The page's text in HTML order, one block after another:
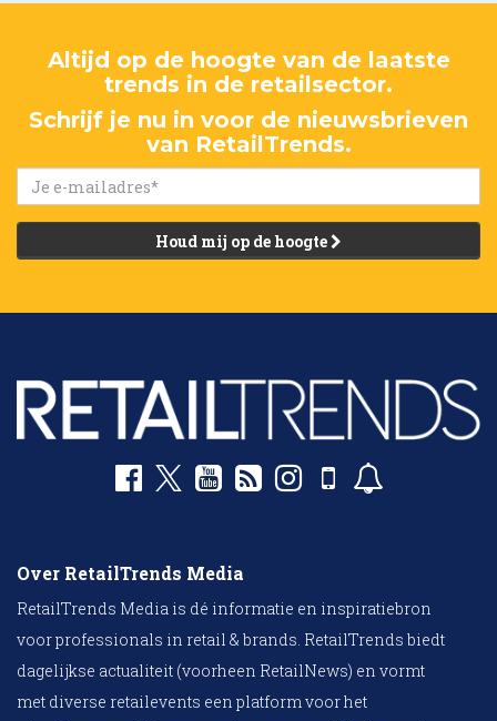
Altijd op de hoogte van de laatste
trends in de retailsector.
Schrijf je nu in voor de nieuwsbrieven
van RetailTrends.
Houd mij op de hoogte
Over RetailTrends Media
RetailTrends Media is dé informatie en inspiratiebron
voor professionals in retail & brands. RetailTrends biedt
dagelijkse actualiteit (voorheen RetailNews) en vormt
met diverse retailevents een platform voor het